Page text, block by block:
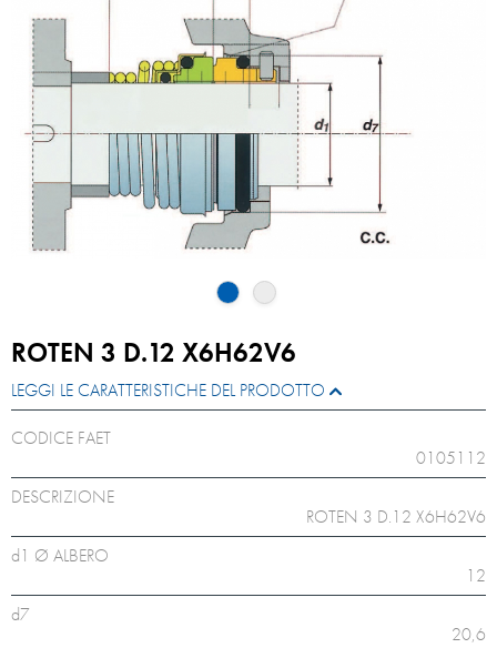
ROTEN 3 D.12 X6H62V6
LEGGI LE CARATTERISTICHE DEL PRODOTTO
CODICE FAET
0105112
DESCRIZIONE
ROTEN 3 D.12 X6H62V6
d1 Ø ALBERO
12
d7
20,6